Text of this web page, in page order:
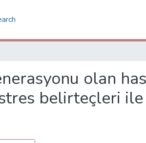
olan
belirteçleri